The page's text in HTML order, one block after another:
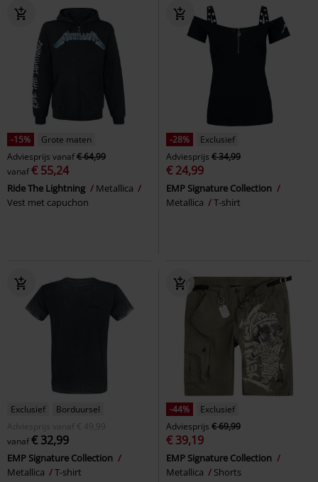
-15%
Grote maten
Adviesprijs vanaf€ 64,99
vanaf€ 55,24
Ride The Lightning
Metallica
Vest met capuchon
-28%
Exclusief
Adviesprijs € 34,99
€ 24,99
EMP Signature Collection
Metallica
T-shirt
Exclusief
Borduursel
Adviesprijs
vanaf € 49,99
vanaf€ 32,99
EMP Signature Collection
Metallica
T-shirt
-44%
Exclusief
Adviesprijs € 69,99
€ 39,19
EMP Signature Collection
Metallica
Shorts